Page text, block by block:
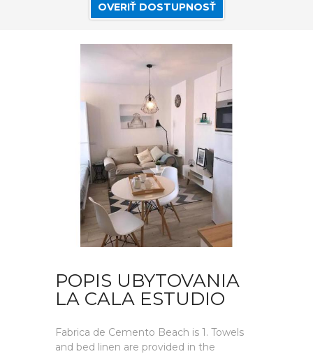
OVERIŤ DOSTUPNOSŤ
POPIS UBYTOVANIA
LA CALA ESTUDIO
Fabrica de Cemento Beach is 1. Towels
and bed linen are provided in the